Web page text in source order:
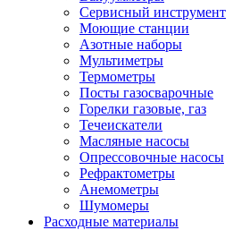
Сервисный инструмент
Моющие станции
Азотные наборы
Мультиметры
Термометры
Посты газосварочные
Горелки газовые, газ
Течеискатели
Масляные насосы
Опрессовочные насосы
Рефрактометры
Анемометры
Шумомеры
Расходные материалы